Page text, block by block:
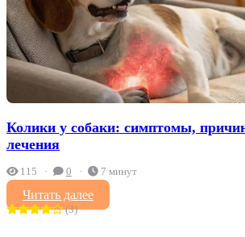
Колики у собаки: симптомы,
лечения
115 0 7 минут
Читать далее
(3)